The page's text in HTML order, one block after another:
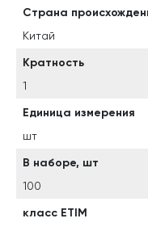
Страна
Китай
Кратность
1
Единица измерения
шт
В наборе, шт
100
класс ETIM